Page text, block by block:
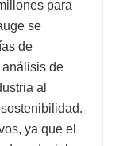
para
se
de
análisis de
al
ya que el